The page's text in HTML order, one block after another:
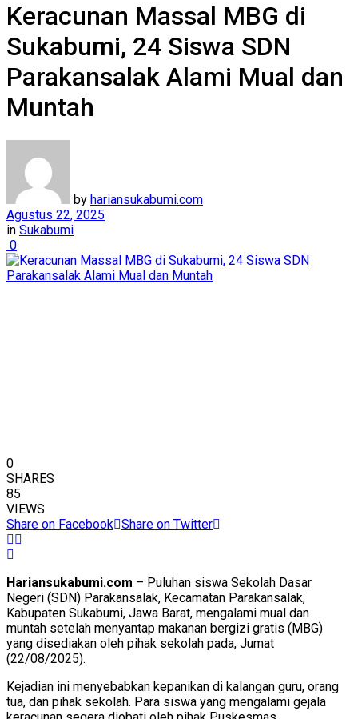
Keracunan Massal MBG di
Sukabumi, 24 Siswa SDN
Parakansalak Alami Mual dan
Muntah
by hariansukabumi.com
Agustus 22, 2025
in Sukabumi
0
0
SHARES
85
VIEWS
Share on Facebook Share on Twitter
Hariansukabumi.com – Puluhan siswa Sekolah Dasar
Negeri (SDN) Parakansalak, Kecamatan Parakansalak,
Kabupaten Sukabumi, Jawa Barat, mengalami mual dan
muntah setelah menyantap makanan bergizi gratis (MBG)
yang disediakan oleh pihak sekolah pada, Jumat
(22/08/2025).
Kejadian ini menyebabkan kepanikan di kalangan guru, orang
tua, dan pihak sekolah. Para siswa yang mengalami gejala